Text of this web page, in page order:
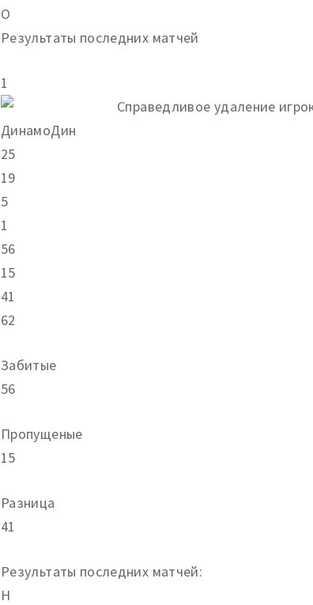
О
Результаты последних матчей
1
ДинамоДин
25
19
5
1
56
15
41
62
Забитые
56
Пропущеные
15
Разница
41
Результаты последних матчей:
Н